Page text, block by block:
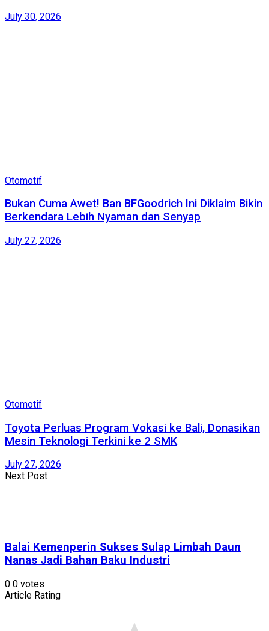
July 30, 2026
Otomotif
Bukan Cuma Awet! Ban BFGoodrich Ini Diklaim Bikin
Berkendara Lebih Nyaman dan Senyap
July 27, 2026
Otomotif
Toyota Perluas Program Vokasi ke Bali, Donasikan
Mesin Teknologi Terkini ke 2 SMK
July 27, 2026
Next Post
Balai Kemenperin Sukses Sulap Limbah Daun
Nanas Jadi Bahan Baku Industri
0 0 votes
Article Rating